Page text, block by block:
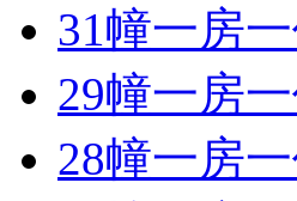
31幢一房
29幢一房
28幢一房